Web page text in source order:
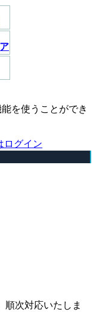
を使うことができ
ログイン
順次対応いたしま